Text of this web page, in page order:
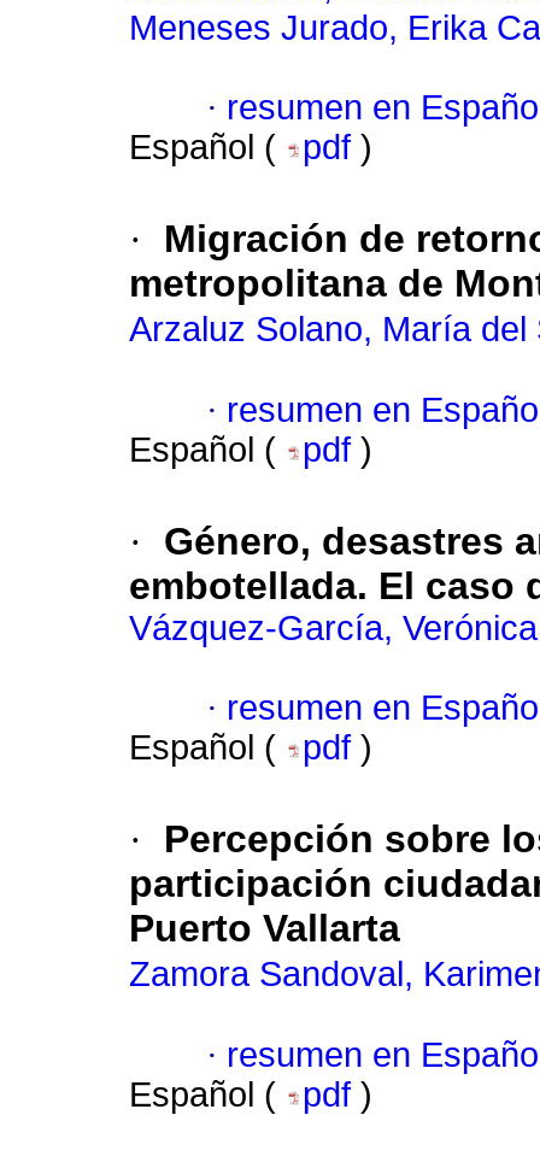
Meneses Jurado, Erika
· resumen en
Español (
pdf )
·
Migración de
metropolitana de
Arzaluz Solano, María del
· resumen en
Español (
pdf )
·
Género, desastres
embotellada. El caso
Vázquez-García, Verónica
· resumen en
Español (
pdf )
·
Percepción sobre
participación
Puerto Vallarta
Zamora Sandoval,
· resumen en
Español (
pdf )